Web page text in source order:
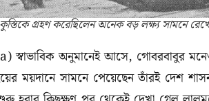
কুস্তিকে গ্রহণ করেছিলেন অনেক বড় লক্ষ্য সামনে
অনুমানেই আসে, গোবরবাবুর
ময়দানে সামনে পেয়েছেন তাঁরই দেশ